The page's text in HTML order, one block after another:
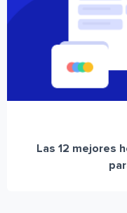
Las 12 mejores